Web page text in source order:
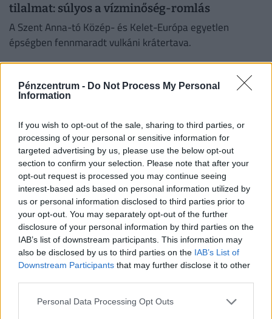
Pénzcentrum - Do Not Process My Personal
Information
If you wish to opt-out of the sale, sharing to third parties, or
processing of your personal or sensitive information for
targeted advertising by us, please use the below opt-out
section to confirm your selection. Please note that after your
opt-out request is processed you may continue seeing
interest-based ads based on personal information utilized by
us or personal information disclosed to third parties prior to
your opt-out. You may separately opt-out of the further
disclosure of your personal information by third parties on the
IAB’s list of downstream participants. This information may
also be disclosed by us to third parties on the IAB’s List of
Downstream Participants that may further disclose it to other
Personal Data Processing Opt Outs
tilalmat: súlyos a vízminőség-romlás
A Szent Anna-tó Közép- és Kelet-Európa egyetlen
épségben fennmaradt vulkáni krátertava.
Könyörtelen vérszívók támadnak
Magyarországon: fényes nappal is lesben
állnak - indul az irtás
A következő napokban nyolc megye negyvenhárom
településén lesznek kezelések.